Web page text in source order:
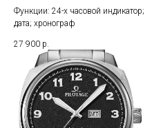
Функции: 24-х часовой индикатор;
дата; хронограф
27 900 р.